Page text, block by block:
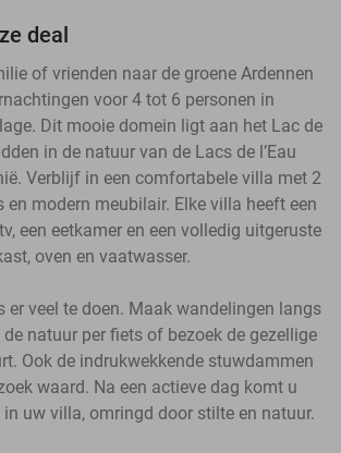
deal
of vrienden naar de groene Ardennen
voor 4 tot 6 personen in
Dit mooie domein ligt aan het Lac de
in de natuur van de Lacs de l’Eau
Verblijf in een comfortabele villa met 2
en modern meubilair. Elke villa heeft een
een eetkamer en een volledig uitgeruste
oven en vaatwasser.
er veel te doen. Maak wandelingen langs
de natuur per fiets of bezoek de gezellige
Ook de indrukwekkende stuwdammen
waard. Na een actieve dag komt u
uw villa, omringd door stilte en natuur.